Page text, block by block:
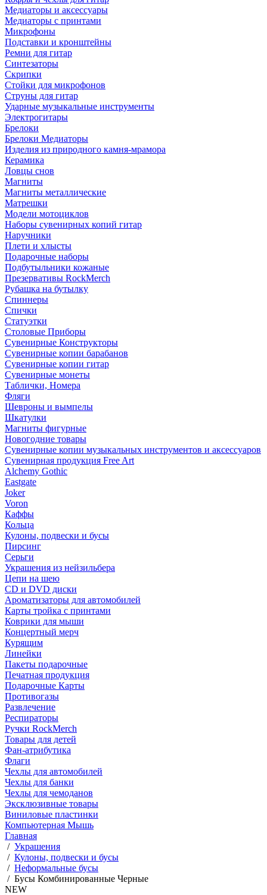
Медиаторы и аксессуары
Медиаторы с принтами
Микрофоны
Подставки и кронштейны
Ремни для гитар
Синтезаторы
Скрипки
Стойки для микрофонов
Струны для гитар
Ударные музыкальные инструменты
Электрогитары
Брелоки
Брелоки Медиаторы
Изделия из природного камня-мрамора
Керамика
Ловцы снов
Магниты
Магниты металлические
Матрешки
Модели мотоциклов
Наборы сувенирных копий гитар
Наручники
Плети и хлысты
Подарочные наборы
Подбутыльники кожаные
Презервативы RockMerch
Рубашка на бутылку
Спиннеры
Спички
Статуэтки
Столовые Приборы
Сувенирные Конструкторы
Сувенирные копии барабанов
Сувенирные копии гитар
Сувенирные монеты
Таблички, Номера
Фляги
Шевроны и вымпелы
Шкатулки
Магниты фигурные
Новогодние товары
Сувенирные копии музыкальных инструментов и аксессуаров
Сувенирная продукция Free Art
Alchemy Gothic
Eastgate
Joker
Voron
Каффы
Кольца
Кулоны, подвески и бусы
Пирсинг
Серьги
Украшения из нейзильбера
Цепи на шею
CD и DVD диски
Ароматизаторы для автомобилей
Карты тройка с принтами
Коврики для мыши
Концертный мерч
Курящим
Линейки
Пакеты подарочные
Печатная продукция
Подарочные Карты
Противогазы
Развлечение
Респираторы
Ручки RockMerch
Товары для детей
Фан-атрибутика
Флаги
Чехлы для автомобилей
Чехлы для банки
Чехлы для чемоданов
Эксклюзивные товары
Виниловые пластинки
Компьютерная Мышь
Главная
/ Украшения
/ Кулоны, подвески и бусы
/ Неформальные бусы
/ Бусы Комбинированные Черные
NEW